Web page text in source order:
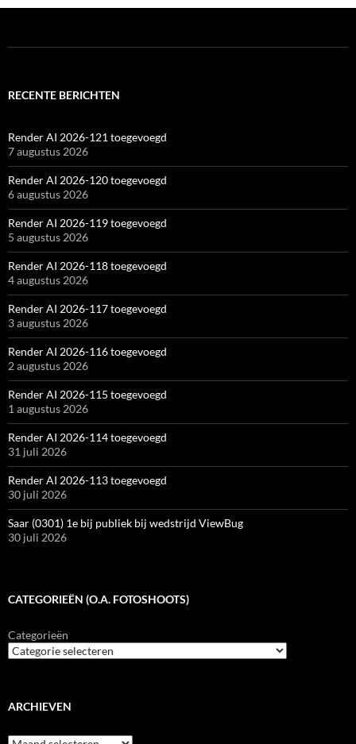
RECENTE BERICHTEN
Render AI 2026-121 toegevoegd
7 augustus 2026
Render AI 2026-120 toegevoegd
6 augustus 2026
Render AI 2026-119 toegevoegd
5 augustus 2026
Render AI 2026-118 toegevoegd
4 augustus 2026
Render AI 2026-117 toegevoegd
3 augustus 2026
Render AI 2026-116 toegevoegd
2 augustus 2026
Render AI 2026-115 toegevoegd
1 augustus 2026
Render AI 2026-114 toegevoegd
31 juli 2026
Render AI 2026-113 toegevoegd
30 juli 2026
Saar (0301) 1e bij publiek bij wedstrijd ViewBug
30 juli 2026
CATEGORIEËN (O.A. FOTOSHOOTS)
Categorieën
ARCHIEVEN